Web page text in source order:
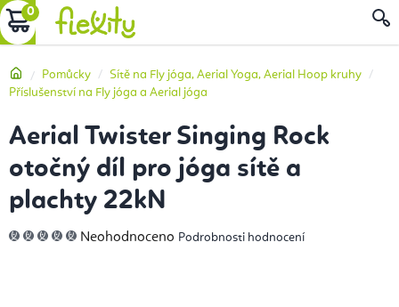
Přejít
na
NÁKUPNÍ
DomůPomůcky
Sítě na Fly jóga, Aerial Yoga, Aerial Hoop kruhy
Příslušenství na Fly jóga a Aerial jóga
Aerial Twister Singing Rock
otočný díl pro jóga sítě a
plachty 22kN
Průměrné
hodnocení
Neohodnoceno Podrobnosti hodnocení